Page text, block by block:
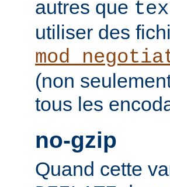
autres que
utiliser des
(non
tous les
no-gzip
Quand cette